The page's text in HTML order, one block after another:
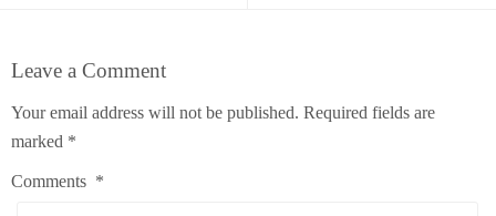
Leave a Comment
Your email address will not be published. Required fields are
marked *
Comments *